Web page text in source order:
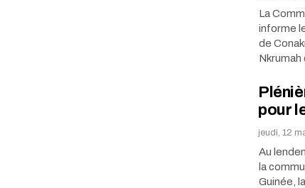
La
informe
de
Nkrumah
pour
jeudi, 12
Au
la
Guinée,